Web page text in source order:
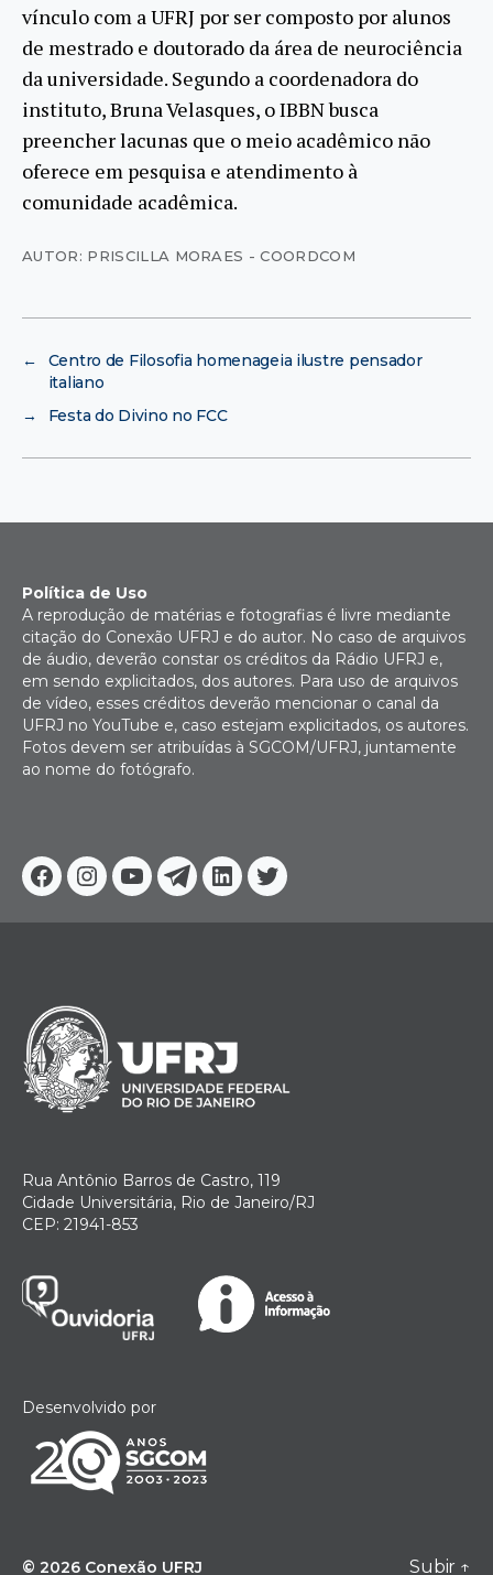
vínculo com a UFRJ por ser composto por alunos
de mestrado e doutorado da área de neurociência
da universidade. Segundo a coordenadora do
instituto, Bruna Velasques, o IBBN busca
preencher lacunas que o meio acadêmico não
oferece em pesquisa e atendimento à
comunidade acadêmica.
AUTOR: PRISCILLA MORAES - COORDCOM
←
Centro de Filosofia homenageia ilustre pensador
italiano
→
Festa do Divino no FCC
Facebook
Instagram
YoutubeTelegram
Linkedin
Twitter
Política de Uso
A reprodução de matérias e fotografias é livre mediante
citação do Conexão UFRJ e do autor. No caso de arquivos
de áudio, deverão constar os créditos da Rádio UFRJ e,
em sendo explicitados, dos autores. Para uso de arquivos
de vídeo, esses créditos deverão mencionar o canal da
UFRJ no YouTube e, caso estejam explicitados, os autores.
Fotos devem ser atribuídas à SGCOM/UFRJ, juntamente
ao nome do fotógrafo.
Rua Antônio Barros de Castro, 119
Cidade Universitária, Rio de Janeiro/RJ
CEP: 21941-853
Desenvolvido por
© 2026 Conexão UFRJ Subir ↑